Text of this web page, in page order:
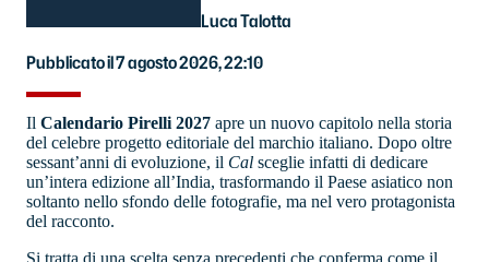
Luca Talotta
Pubblicato il 7 agosto 2026, 22:10
Il Calendario Pirelli 2027 apre un nuovo capitolo nella storia
del celebre progetto editoriale del marchio italiano. Dopo oltre
sessant’anni di evoluzione, il Cal sceglie infatti di dedicare
un’intera edizione all’India, trasformando il Paese asiatico non
soltanto nello sfondo delle fotografie, ma nel vero protagonista
del racconto.
Si tratta di una scelta senza precedenti che conferma come il